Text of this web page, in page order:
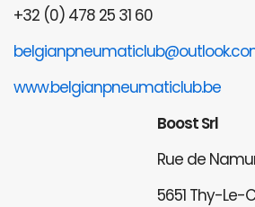
+32 (0) 478 25 31 60
www.belgianpneumaticlub.be
Boost Srl
Rue de
5651 Thy-Le-